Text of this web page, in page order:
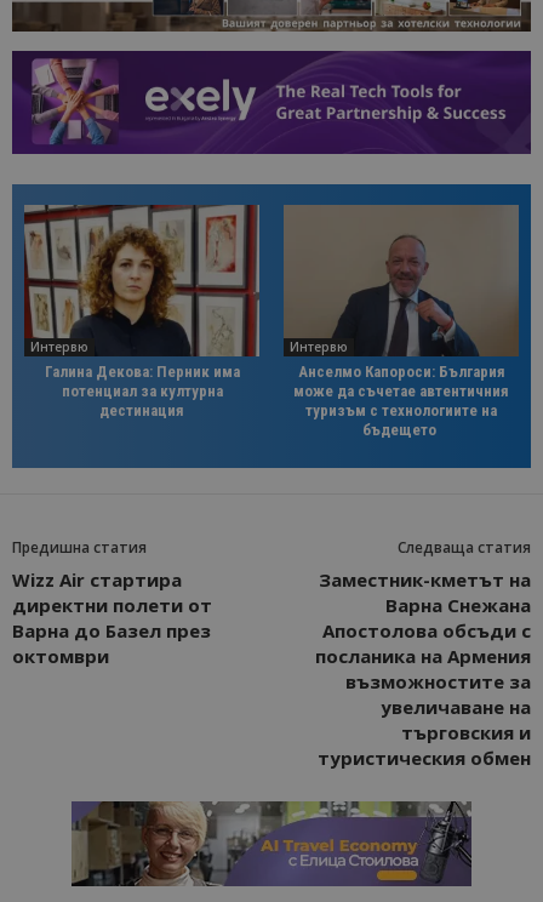
Интервю
Галина Декова: Перник има
потенциал за културна
дестинация
Интервю
Анселмо Капороси: България
може да съчетае автентичния
туризъм с технологиите на
бъдещето
Предишна статия
Wizz Air стартира
директни полети от
Варна до Базел през
октомври
Следваща статия
Заместник-кметът на
Варна Снежана
Апостолова обсъди с
посланика на Армения
възможностите за
увеличаване на
търговския и
туристическия обмен